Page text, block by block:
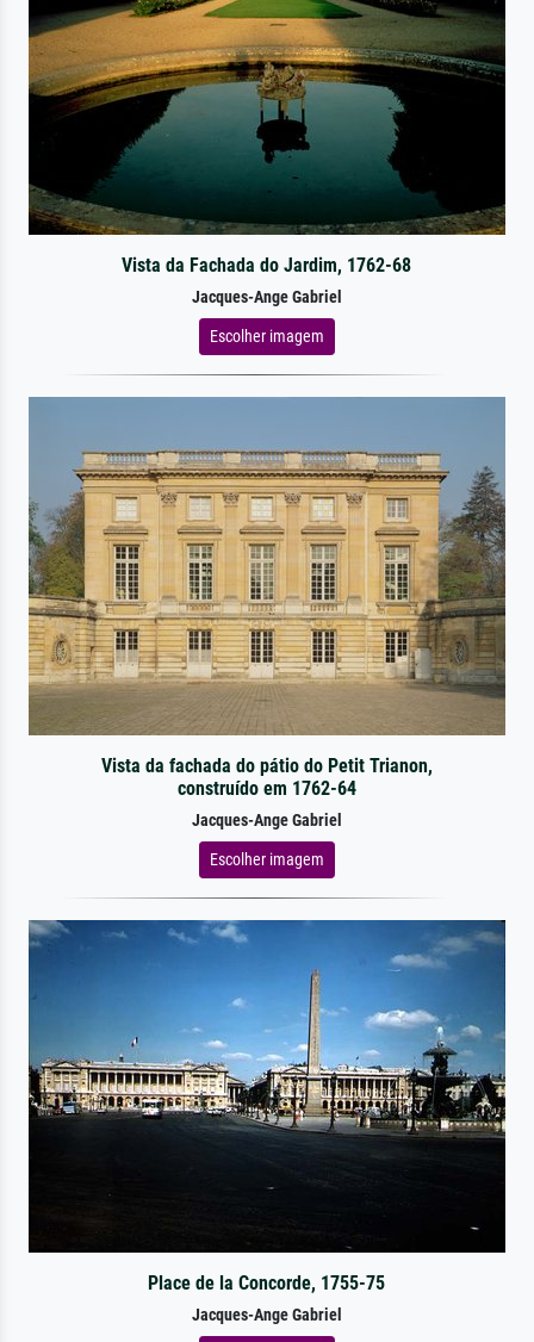
Vista da Fachada do Jardim, 1762-68
Jacques-Ange Gabriel
Escolher imagem
Vista da fachada do pátio do Petit Trianon,
construído em 1762-64
Jacques-Ange Gabriel
Escolher imagem
Place de la Concorde, 1755-75
Jacques-Ange Gabriel